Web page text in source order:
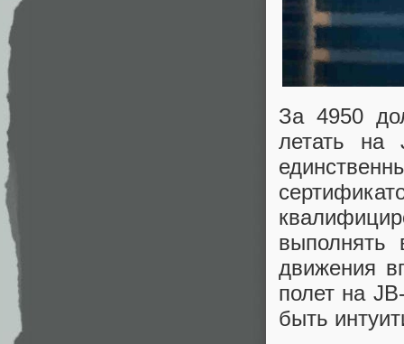
За 4950
летать на
выполнять
движения
полет на
быть